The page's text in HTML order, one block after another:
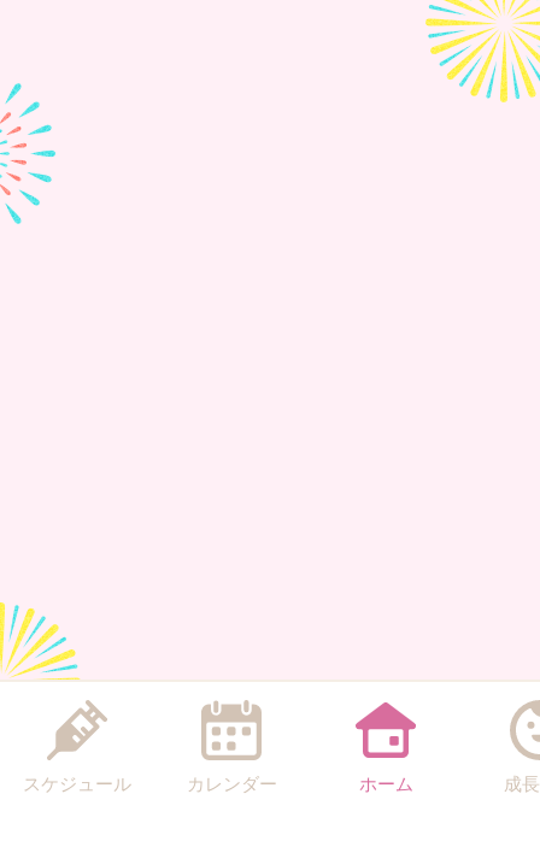
スケジュール カレンダー ホーム 成